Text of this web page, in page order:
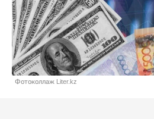
Фотоколлаж Liter.kz